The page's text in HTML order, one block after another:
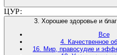
ЦУР:
3. Хорошее здоровье и
Все
4. Качественное
16. Мир, правосудие и